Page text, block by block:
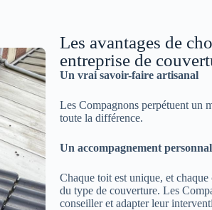
Les avantages de
entreprise de
Un vrai savoir-faire artisanal
Les Compagnons perpétuent un
toute la différence.
Un accompagnement
Chaque toit est unique, et
du type de couverture. Les
conseiller et adapter leur